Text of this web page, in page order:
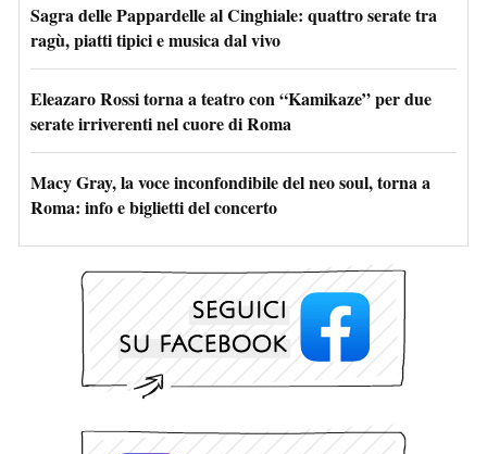
Sagra delle Pappardelle al Cinghiale: quattro serate tra
ragù, piatti tipici e musica dal vivo
Eleazaro Rossi torna a teatro con “Kamikaze” per due
serate irriverenti nel cuore di Roma
Macy Gray, la voce inconfondibile del neo soul, torna a
Roma: info e biglietti del concerto